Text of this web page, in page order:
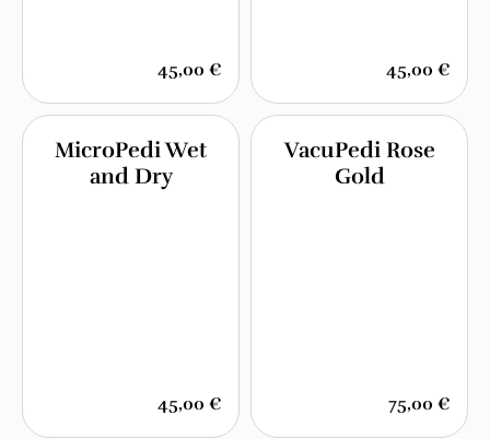
45,00 € 45,00 €
MicroPedi Wet
and Dry
45,00 €
VacuPedi Rose
Gold
75,00 €